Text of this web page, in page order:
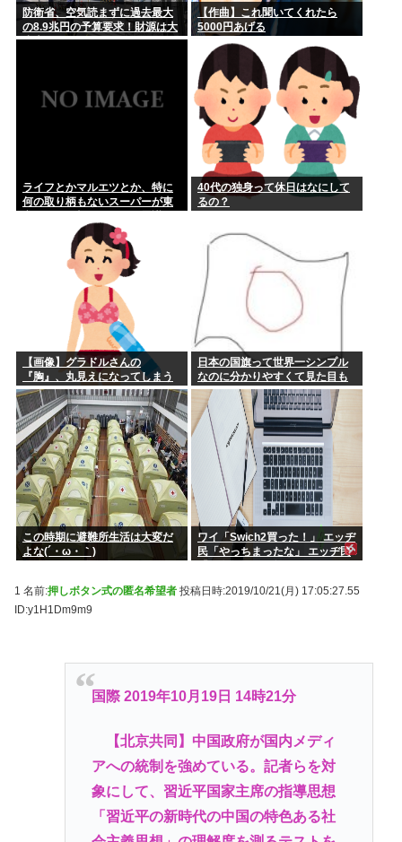
防衛省、空気読まずに過去最大
の8.9兆円の予算要求！財源は大
丈夫か？！
【作曲】これ聞いてくれたら
5000円あげる
ライフとかマルエツとか、特に
何の取り柄もないスーパーが東
よな、普通OK行くだろ
40代の独身って休日はなにして
るの？
【画像】グラドルさんの
『胸』、丸見えになってしまう
www
日本の国旗って世界一シンプル
なのに分かりやすくて見た目も
いいよな
この時期に避難所生活は大変だ
よな(´・ω・｀)
ワイ「Swich2買った！」 エッヂ
民「やっちまったな」 エッヂ民
1 名前:押しボタン式の匿名希望者 投稿日時:2019/10/21(月) 17:05:27.55
ID:y1H1Dm9m9
国際 2019年10月19日 14時21分
【北京共同】中国政府が国内メディ
アへの統制を強めている。記者らを対
象にして、習近平国家主席の指導思想
「習近平の新時代の中国の特色ある社